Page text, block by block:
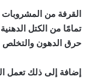
القرفة من
تمامًا من الكتل
حرق الدهون والتخلص
إضافة إلى ذلك تعمل